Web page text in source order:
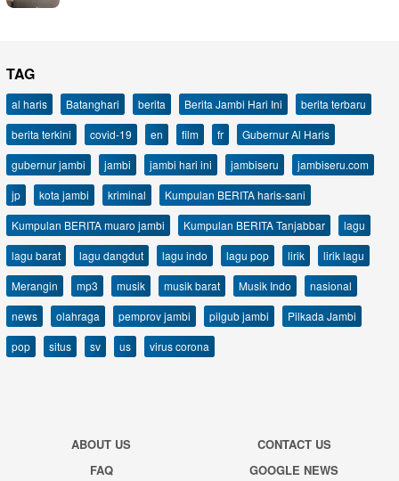
TAG
al haris Batanghari berita Berita Jambi Hari Ini
berita terbaru
berita terkini
covid-19 en film fr
Gubernur Al Haris
gubernur jambi
jambi jambi hari ini jambiseru
jambiseru.com
jp
kota jambi kriminal
Kumpulan BERITA haris-sani
Kumpulan BERITA muaro jambi
Kumpulan BERITA Tanjabbar
lagu
lagu barat
lagu dangdut lagu indo lagu pop lirik
lirik lagu
Merangin
mp3 musik musik barat Musik Indo
nasional
news
olahraga pemprov jambi pilgub jambi
Pilkada Jambi
pop
situs sv us virus corona
ABOUT US
CONTACT US
FAQ
GOOGLE NEWS